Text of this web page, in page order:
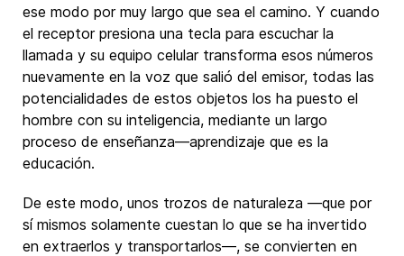
ese modo por muy largo que sea el camino. Y cuando
el receptor presiona una tecla para escuchar la
llamada y su equipo celular transforma esos números
nuevamente en la voz que salió del emisor, todas las
potencialidades de estos objetos los ha puesto el
hombre con su inteligencia, mediante un largo
proceso de enseñanza—aprendizaje que es la
educación.
De este modo, unos trozos de naturaleza —que por
sí mismos solamente cuestan lo que se ha invertido
en extraerlos y transportarlos—, se convierten en